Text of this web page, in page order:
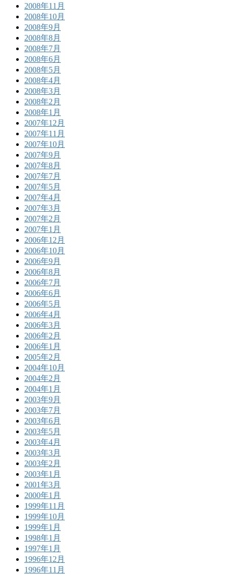
2008年11月
2008年10月
2008年9月
2008年8月
2008年7月
2008年6月
2008年5月
2008年4月
2008年3月
2008年2月
2008年1月
2007年12月
2007年11月
2007年10月
2007年9月
2007年8月
2007年7月
2007年5月
2007年4月
2007年3月
2007年2月
2007年1月
2006年12月
2006年10月
2006年9月
2006年8月
2006年7月
2006年6月
2006年5月
2006年4月
2006年3月
2006年2月
2006年1月
2005年2月
2004年10月
2004年2月
2004年1月
2003年9月
2003年7月
2003年6月
2003年5月
2003年4月
2003年3月
2003年2月
2003年1月
2001年3月
2000年1月
1999年11月
1999年10月
1999年1月
1998年1月
1997年1月
1996年12月
1996年11月